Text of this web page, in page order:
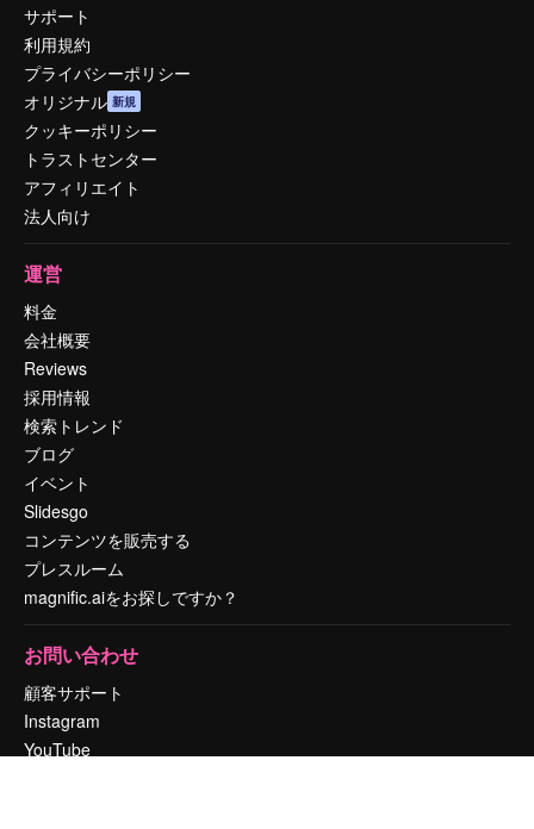
サポート
利用規約
プライバシーポリシー
オリジナル 新規
クッキーポリシー
トラストセンター
アフィリエイト
法人向け
運営
料金
会社概要
Reviews
採用情報
検索トレンド
ブログ
イベント
Slidesgo
コンテンツを販売する
プレスルーム
magnific.aiをお探しですか？
お問い合わせ
顧客サポート
Instagram
YouTube